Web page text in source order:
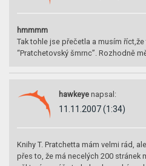
hmmmm
Tak tohle jse přečetla a musím
“Pratchetovský šmrnc”. Rozhodně
hawkeye napsal:
11.11.2007 (1:34)
Knihy T. Pratchetta mám velmi rád,
přes to, že má necelých 200 stránek